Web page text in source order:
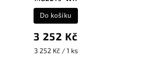
3 252 Kč
3 252 Kč / 1 ks
Do košíku